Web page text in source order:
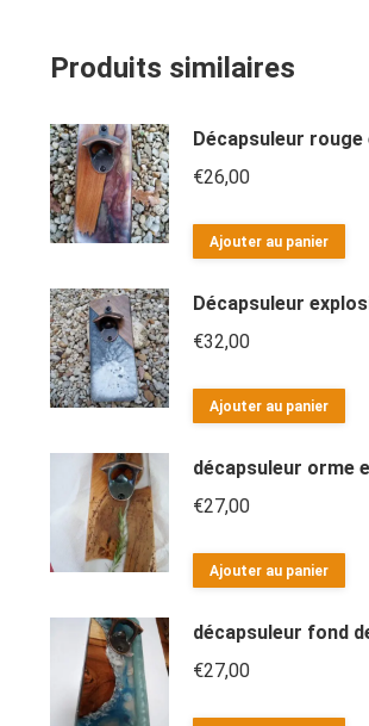
Produits similaires
Décapsuleur
€26,00
Ajouter au panier
Décapsuleur
€32,00
Ajouter au panier
décapsuleur orme
€27,00
Ajouter au panier
décapsuleur fond
€27,00